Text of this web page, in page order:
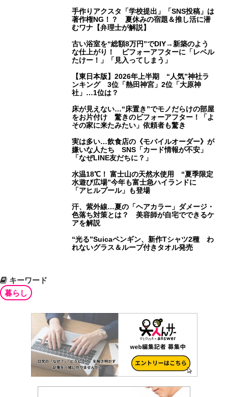
手作りアクスタ「学校提出」「SNS投稿」は
著作権NG！？ 夏休みの宿題＆推し活に潜
むワナ【弁理士が解説】
古い浴室を“総額8万円”でDIY→新築のよう
な仕上がり！ ビフォーアフターに「レベル
たけー！」「見入ってしまう」
【東日本版】2026年上半期 “人気”神社ラ
ンキング 3位「熱田神宮」2位「大原神
社」…1位は？
床が見えない…“床置き”でモノだらけの部屋
をお片付け 驚きのビフォーアフター！「よ
その家に来たみたい」依頼者も驚き
実は多い…飲食店の《モバイルオーダー》が
嫌いな人たち SNS「カード情報が不安」
「なぜLINE友だちに？」
水温18℃！ 富士山の天然水使用 “夏季限定
水遊び広場”今年も富士急ハイランドに
「アヒルプール」も登場
汗、紫外線…夏の「ヘアカラー」ダメージ・
色落ち対策とは？ 美容師が自宅でできるケ
アを解説
“光る”Suicaペンギン、新作Tシャツ2種 わ
れないグラス＆ループ付きタオル発売
キーワード
暮らし